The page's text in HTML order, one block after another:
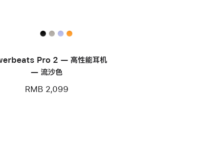
Pro 2 — 高性能耳机
— 流沙色
RMB 2,099